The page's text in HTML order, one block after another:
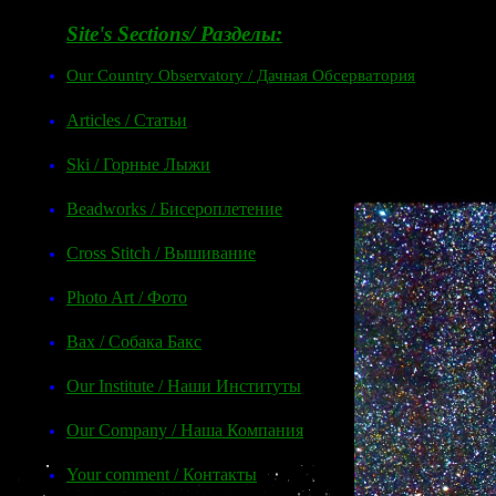
Our Country Observatory / Дачная Обсерватория
Ski / Горные Лыжи
Beadworks / Бисероплетение
Our Institute / Наши Институты
Photo Art / Фото
Bax / Собака Бакс
Articles / Статьи
Cross Stitch / Вышивание
Our Company / Наша Компания
Your comment / Контакты
Site's Sections/ Разделы: